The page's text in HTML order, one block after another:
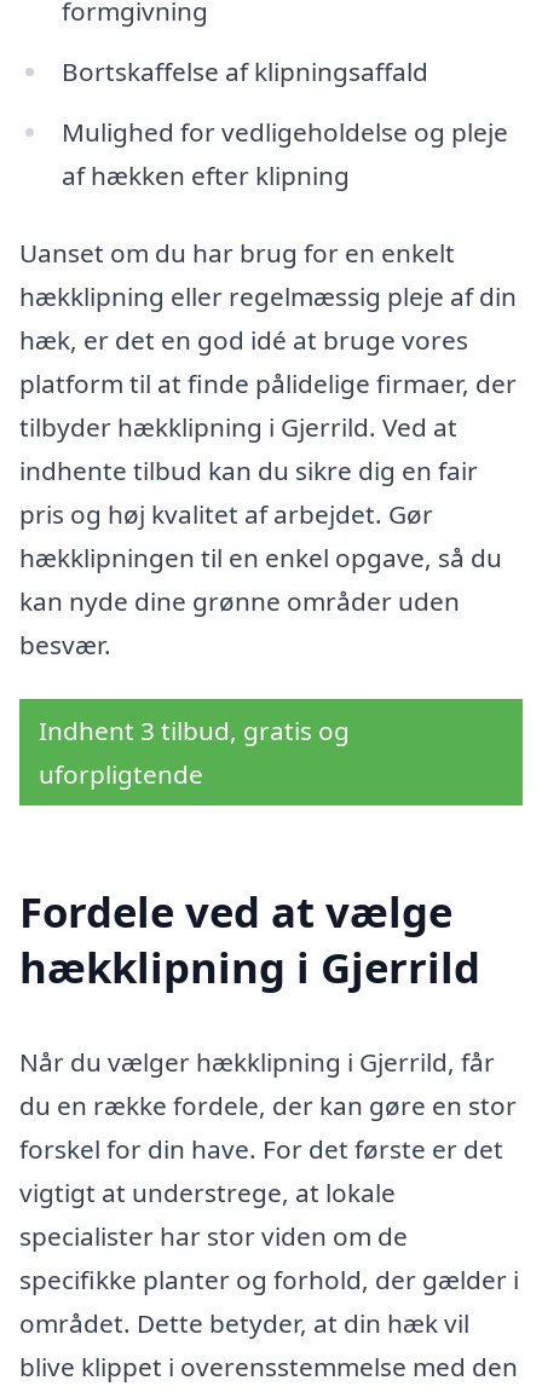
formgivning
Bortskaffelse af klipningsaffald
Mulighed for vedligeholdelse og pleje
af hækken efter klipning
Uanset om du har brug for en enkelt
hækklipning eller regelmæssig pleje af din
hæk, er det en god idé at bruge vores
platform til at finde pålidelige firmaer, der
tilbyder hækklipning i Gjerrild. Ved at
indhente tilbud kan du sikre dig en fair
pris og høj kvalitet af arbejdet. Gør
hækklipningen til en enkel opgave, så du
kan nyde dine grønne områder uden
besvær.
Indhent 3 tilbud, gratis og
uforpligtende
Fordele ved at vælge
hækklipning i Gjerrild
Når du vælger hækklipning i Gjerrild, får
du en række fordele, der kan gøre en stor
forskel for din have. For det første er det
vigtigt at understrege, at lokale
specialister har stor viden om de
specifikke planter og forhold, der gælder i
området. Dette betyder, at din hæk vil
blive klippet i overensstemmelse med den